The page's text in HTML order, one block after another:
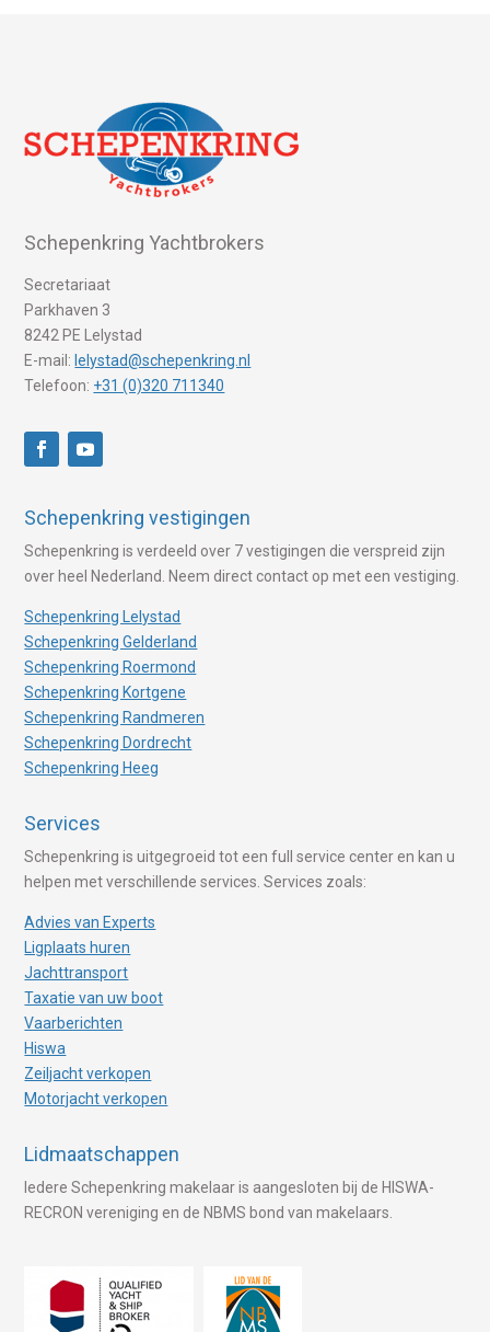
Schepenkring Yachtbrokers
Secretariaat
Parkhaven 3
8242 PE Lelystad
E-mail: lelystad@schepenkring.nl
Telefoon: +31 (0)320 711340
Schepenkring vestigingen
Schepenkring is verdeeld over 7 vestigingen die verspreid zijn
over heel Nederland. Neem direct contact op met een vestiging.
Schepenkring Lelystad
Schepenkring Gelderland
Schepenkring Roermond
Schepenkring Kortgene
Schepenkring Randmeren
Schepenkring Dordrecht
Schepenkring Heeg
Services
Schepenkring is uitgegroeid tot een full service center en kan u
helpen met verschillende services. Services zoals:
Advies van Experts
Ligplaats huren
Jachttransport
Taxatie van uw boot
Vaarberichten
Hiswa
Zeiljacht verkopen
Motorjacht verkopen
Lidmaatschappen
Iedere Schepenkring makelaar is aangesloten bij de HISWA-
RECRON vereniging en de NBMS bond van makelaars.